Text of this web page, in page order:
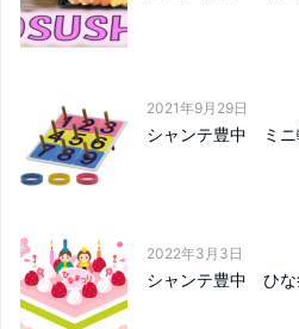
2021年9月29日
シャンテ豊中 ミニ
2022年3月3日
シャンテ豊中 ひな